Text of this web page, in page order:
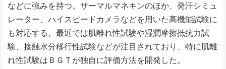
などに強みを持つ。サーマルマネキンのほか、発汗シミュ
レーター、ハイスピードカメラなどを用いた高機能試験に
も対応する。最近では肌離れ性試験や湿潤摩擦抵抗力試
験、接触水分移行性試験などが注目されており、特に肌離
れ性試験はＢＧＴが独自に評価方法を開発した。